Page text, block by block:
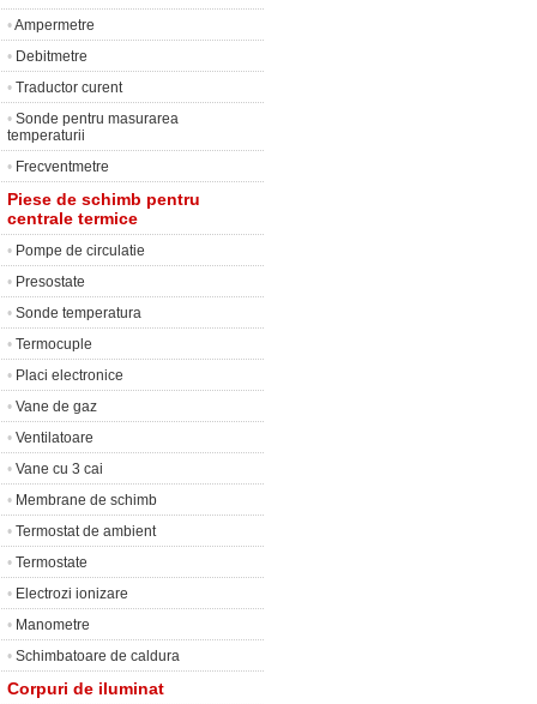
•Ampermetre
• Debitmetre
• Traductor curent
• Sonde pentru masurarea
temperaturii
• Frecventmetre
Piese de schimb pentru
centrale termice
• Pompe de circulatie
• Presostate
• Sonde temperatura
• Termocuple
• Placi electronice
• Vane de gaz
• Ventilatoare
• Vane cu 3 cai
• Membrane de schimb
• Termostat de ambient
• Termostate
• Electrozi ionizare
• Manometre
• Schimbatoare de caldura
Corpuri de iluminat